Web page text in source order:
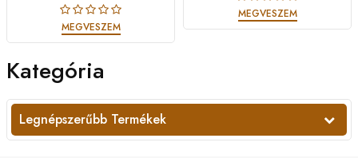
MEGVESZEM
MEGVESZEM
Kategória
Legnépszerűbb Termékek